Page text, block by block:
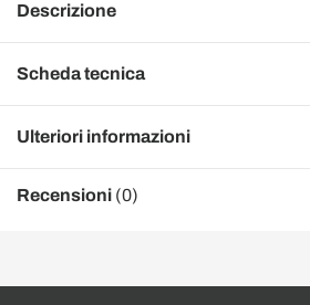
Descrizione
Scheda tecnica
Ulteriori informazioni
Recensioni (0)